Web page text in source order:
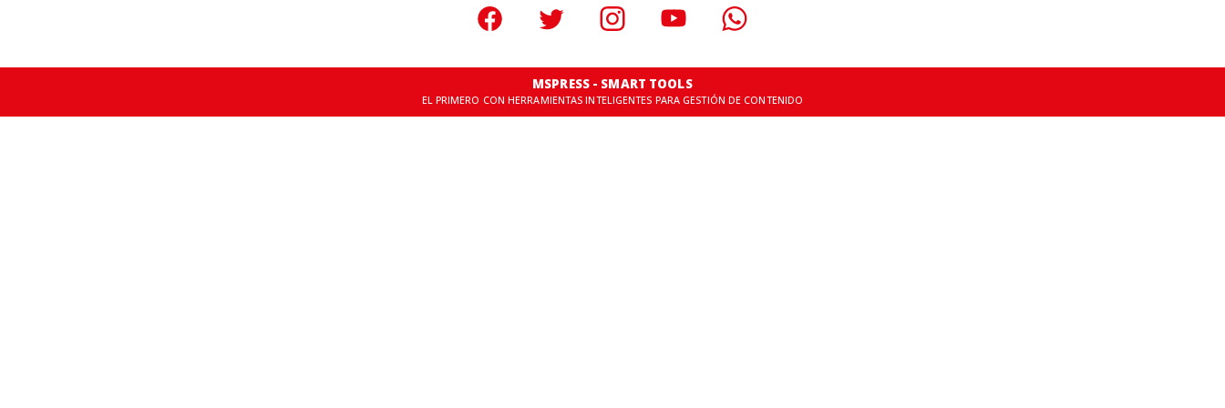
MSPRESS - SMART TOOLS
EL PRIMERO CON HERRAMIENTAS INTELIGENTES PARA GESTIÓN DE CONTENIDO